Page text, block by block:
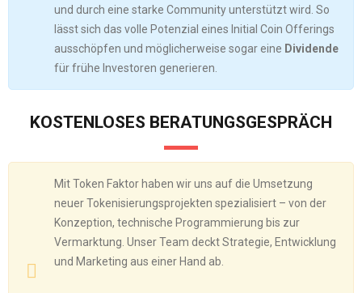
und durch eine starke Community unterstützt wird. So
lässt sich das volle Potenzial eines Initial Coin Offerings
ausschöpfen und möglicherweise sogar eine Dividende
für frühe Investoren generieren.
KOSTENLOSES BERATUNGSGESPRÄCH
Mit Token Faktor haben wir uns auf die Umsetzung
neuer Tokenisierungsprojekten spezialisiert – von der
Konzeption, technische Programmierung bis zur
Vermarktung. Unser Team deckt Strategie, Entwicklung
und Marketing aus einer Hand ab.